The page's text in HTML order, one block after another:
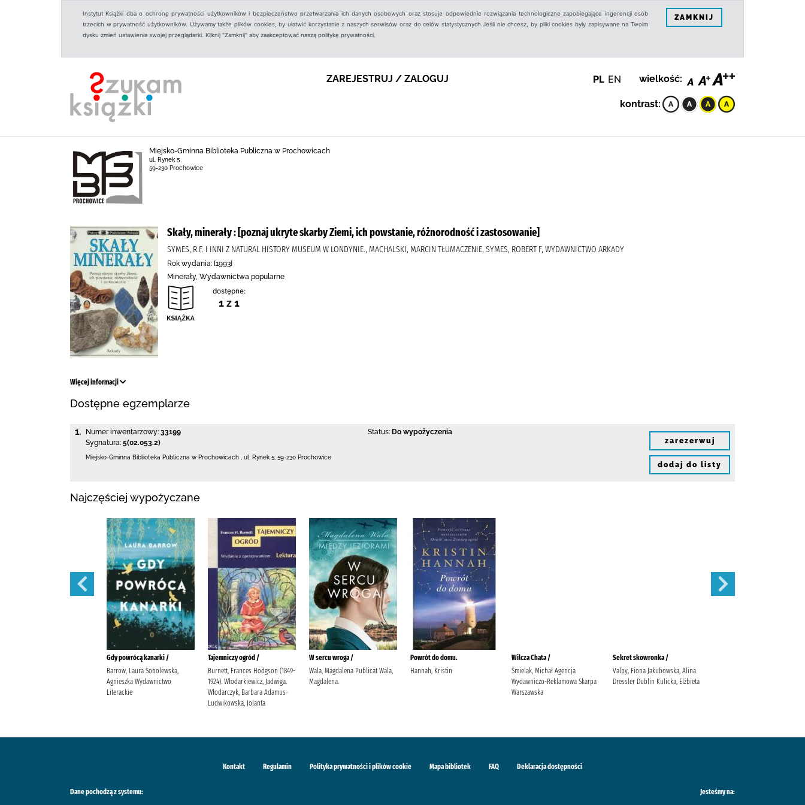
Instytut Książki dba o ochronę prywatności użytkowników i bezpieczeństwo przetwarzania ich danych osobowych oraz stosuje odpowiednie rozwiązania technologiczne zapobiegające ingerencji osób
trzecich w prywatność użytkowników. Używamy także plików cookies, by ułatwić korzystanie z naszych serwisów oraz do celów statystycznych.Jeśli nie chcesz, by pliki cookies były zapisywane na Twoim
dysku zmień ustawienia swojej przeglądarki. Kliknij "Zamknij" aby zaakceptować naszą politykę prywatności.
ZAMKNIJ
ZAREJESTRUJ / ZALOGUJ PL EN wielkość:
kontrast:
Miejsko-Gminna Biblioteka Publiczna w Prochowicach
ul. Rynek 5
59-230 Prochowice
Skały, minerały : [poznaj ukryte skarby Ziemi, ich powstanie, różnorodność i zastosowanie]
SYMES, R.F. I INNI Z NATURAL HISTORY MUSEUM W LONDYNIE., MACHALSKI, MARCIN TŁUMACZENIE, SYMES, ROBERT F, WYDAWNICTWO ARKADY
Rok wydania: [1993]
Minerały, Wydawnictwa popularne
dostępne:
1 z 1
Więcej informacji
Dostępne egzemplarze
1. Numer inwentarzowy: 33199
Sygnatura: 5(02.053.2)
Status: Do wypożyczenia
Miejsko-Gminna Biblioteka Publiczna w Prochowicach ul. Rynek 5 59-230 Prochowice
zarezerwuj
dodaj do listy
Najczęściej wypożyczane
Gdy powrócą kanarki /
Barrow, Laura Sobolewska,
Agnieszka Wydawnictwo
Literackie
Tajemniczy ogród /
Burnett, Frances Hodgson (1849-
1924). Włodarkiewicz, Jadwiga.
Włodarczyk, Barbara Adamus-
Ludwikowska, Jolanta
W sercu wroga /
Wala, Magdalena Publicat Wala,
Magdalena.
Powrót do domu.
Hannah, Kristin
Wilcza Chata /
Śmielak, Michał Agencja
Wydawniczo-Reklamowa Skarpa
Warszawska
Sekret skowronka /
Valpy, Fiona Jakubowska, Alina
Dressler Dublin Kulicka, Elżbieta
Kontakt Regulamin Polityka prywatności i plików cookie Mapa bibliotek FAQ Deklaracja dostępności
Dane pochodzą z systemu: Jesteśmy na: